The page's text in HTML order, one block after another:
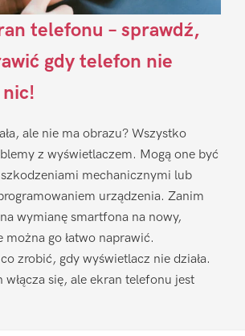
telefonu – sprawdź,
gdy telefon nie
ale nie ma obrazu? Wszystko
z wyświetlaczem. Mogą one być
mechanicznymi lub
urządzenia. Zanim
wymianę smartfona na nowy,
można go łatwo naprawić.
zrobić, gdy wyświetlacz nie działa.
włącza się, ale ekran telefonu jest